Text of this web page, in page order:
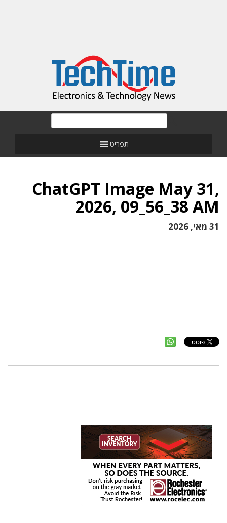
תפריט
ChatGPT Image May 31,
2026, 09_56_38 AM
31 מאי, 2026